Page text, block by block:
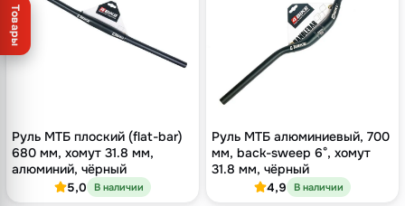
Руль МТБ плоский (flat-bar)
680 мм, хомут 31.8 мм,
алюминий, чёрный
5,0 В наличии
Руль МТБ алюминиевый, 700
мм, back-sweep 6°, хомут
31.8 мм, чёрный
4,9 В наличии
Товары